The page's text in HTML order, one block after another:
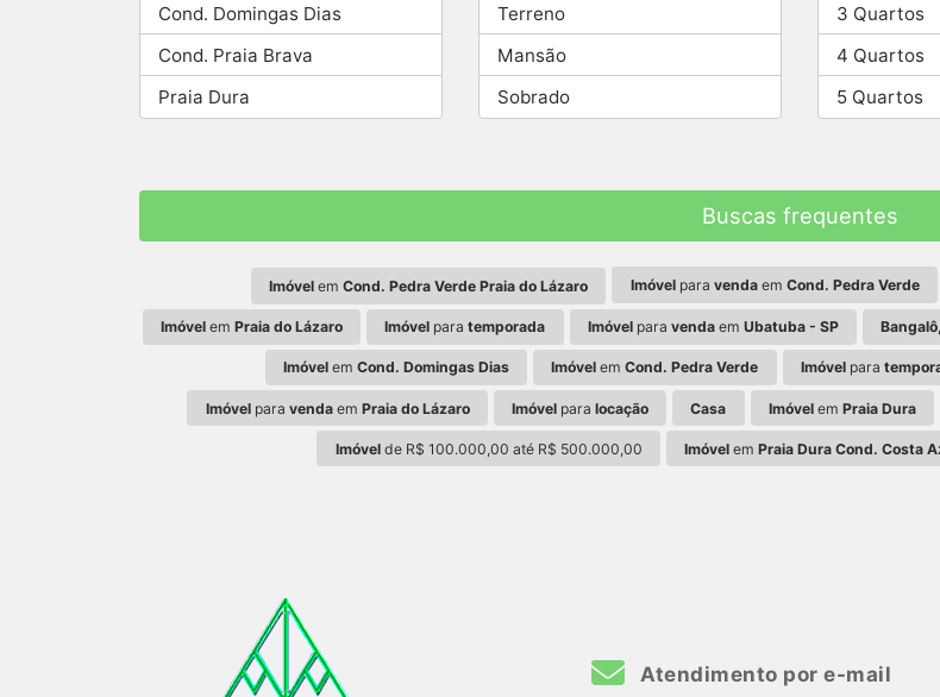
Cond. Domingas Dias
Cond. Praia Brava
Praia Dura
Terreno
Mansão
Sobrado
3 Quartos
4 Quartos
5 Quartos
Buscas frequentes
Imóvel emCond. Pedra Verde Praia do Lázaro Imóvelpara vendaem Cond. Pedra Verde
Imóvelem Praia do Lázaro Imóvel paratemporada Imóvelpara vendaem Ubatuba - SP
Imóvelem Cond. Domingas Dias Imóvel emCond. Pedra Verde Imóvelpara
Imóvelpara vendaem Praia do Lázaro Imóvelpara locação Casa Imóvelem Praia Dura
Imóvelde R$ 100.000,00 até R$ 500.000,00 Imóvel em Praia Dura Cond. Costa
Atendimento por e-mail